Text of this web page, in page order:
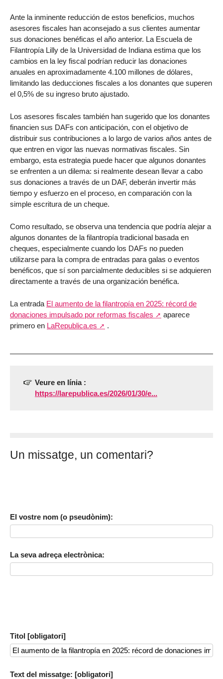
Ante la inminente reducción de estos beneficios, muchos
asesores fiscales han aconsejado a sus clientes aumentar
sus donaciones benéficas el año anterior. La Escuela de
Filantropía Lilly de la Universidad de Indiana estima que los
cambios en la ley fiscal podrían reducir las donaciones
anuales en aproximadamente 4.100 millones de dólares,
limitando las deducciones fiscales a los donantes que superen
el 0,5% de su ingreso bruto ajustado.
Los asesores fiscales también han sugerido que los donantes
financien sus DAFs con anticipación, con el objetivo de
distribuir sus contribuciones a lo largo de varios años antes de
que entren en vigor las nuevas normativas fiscales. Sin
embargo, esta estrategia puede hacer que algunos donantes
se enfrenten a un dilema: si realmente desean llevar a cabo
sus donaciones a través de un DAF, deberán invertir más
tiempo y esfuerzo en el proceso, en comparación con la
simple escritura de un cheque.
Como resultado, se observa una tendencia que podría alejar a
algunos donantes de la filantropía tradicional basada en
cheques, especialmente cuando los DAFs no pueden
utilizarse para la compra de entradas para galas o eventos
benéficos, que sí son parcialmente deducibles si se adquieren
directamente a través de una organización benéfica.
La entrada El aumento de la filantropía en 2025: récord de
donaciones impulsado por reformas fiscales
aparece
primero en LaRepublica.es .
Veure en línia :
https://larepublica.es/2026/01/30/e...
Un missatge, un comentari?
El vostre nom (o pseudònim):
La seva adreça electrònica:
Titol [obligatori]
Text del missatge: [obligatori]